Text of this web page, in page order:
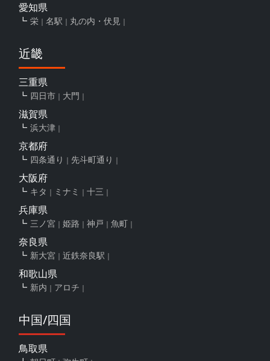
愛知県
栄 名駅 丸の内・伏見
近畿
三重県
四日市 大門
滋賀県
浜大津
京都府
四条通り 先斗町通り
大阪府
キタ ミナミ 十三
兵庫県
三ノ宮 姫路 神戸 魚町
奈良県
新大宮 近鉄奈良駅
和歌山県
新内 アロチ
中国/四国
鳥取県